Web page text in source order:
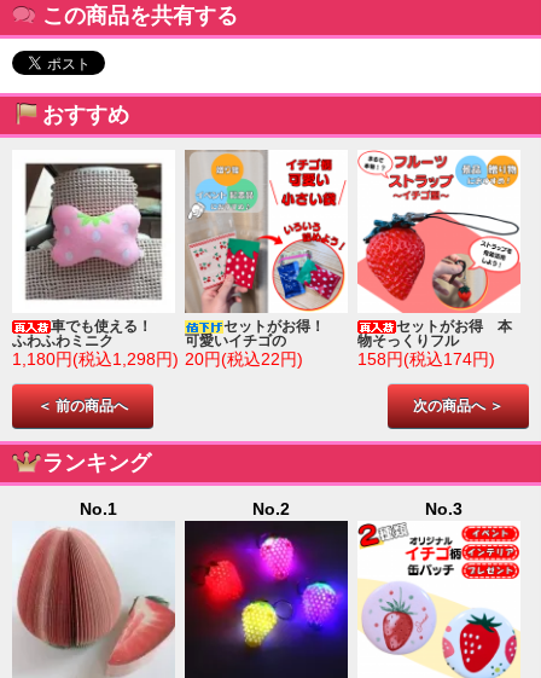
この商品を共有する
おすすめ
車でも使える！
ふわふわミニク
1,180円(税込1,298円)
セットがお得！
可愛いイチゴの
20円(税込22円)
セットがお得 本
物そっくりフル
158円(税込174円)
＜ 前の商品へ 次の商品へ ＞
ランキング
No.1 No.2 No.3